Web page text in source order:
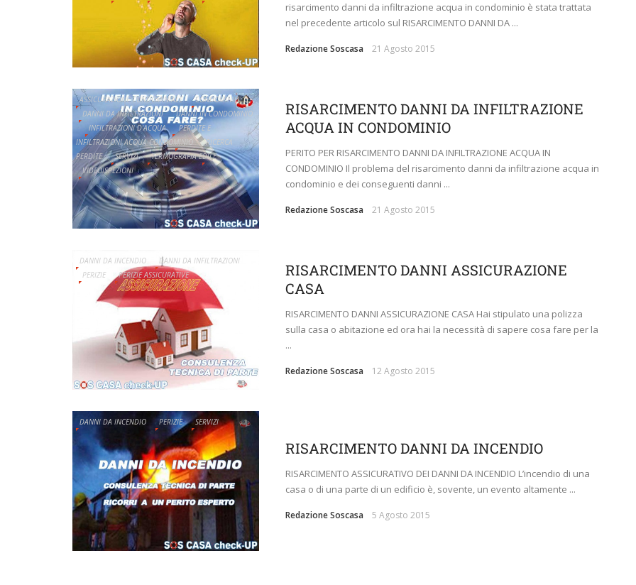
risarcimento danni da infiltrazione acqua in condominio è stata trattata
nel precedente articolo sul RISARCIMENTO DANNI DA ...
Redazione Soscasa 21 Agosto 2015
ASSICURAZIONE CONDOMINIALE
CONDOMINIO
DANNI DA INFILTRAZIONI
DANNI IN CONDOMINIO
INFILTRAZIONI D'ACQUA
PERDITE E
INFILTRAZIONI ACQUA CONDOMINIO
RICERCA
PERDITE
SERVIZI
TERMOGRAFIA EDILE
VIDEOISPEZIONI
RISARCIMENTO DANNI DA INFILTRAZIONE
ACQUA IN CONDOMINIO
PERITO PER RISARCIMENTO DANNI DA INFILTRAZIONE ACQUA IN
CONDOMINIO Il problema del risarcimento danni da infiltrazione acqua in
condominio e dei conseguenti danni ...
Redazione Soscasa 21 Agosto 2015
DANNI DA INCENDIO
DANNI DA INFILTRAZIONI
PERIZIE
PERIZIE ASSICURATIVE
RISARCIMENTO DANNI ASSICURAZIONE
CASA
RISARCIMENTO DANNI ASSICURAZIONE CASA Hai stipulato una polizza
sulla casa o abitazione ed ora hai la necessità di sapere cosa fare per la
...
Redazione Soscasa 12 Agosto 2015
DANNI DA INCENDIO PERIZIE SERVIZI
RISARCIMENTO DANNI DA INCENDIO
RISARCIMENTO ASSICURATIVO DEI DANNI DA INCENDIO L’incendio di una
casa o di una parte di un edificio è, sovente, un evento altamente ...
Redazione Soscasa 5 Agosto 2015